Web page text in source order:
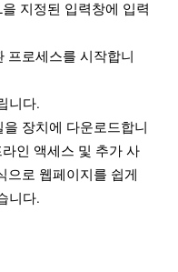
지정된 입력창에 입력
프로세스를 시작합니
니다.
장치에 다운로드합니
인 액세스 및 추가 사
으로 웹페이지를 쉽게
니다.